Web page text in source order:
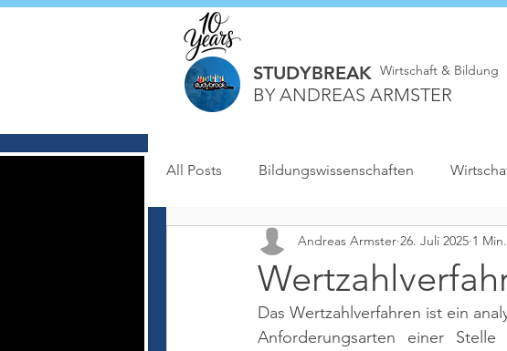
STUDYBREAK
BY ANDREAS ARMSTER
Wirtschaft & Bildung
All Posts Bildungswissenschaften
Andreas Armster 26. Juli 2025 1
Das Wertzahlverfahren ist ein
Anforderungsarten einer Stelle